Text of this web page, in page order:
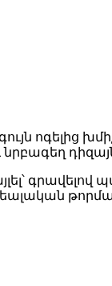
ոգելից
գրավելով